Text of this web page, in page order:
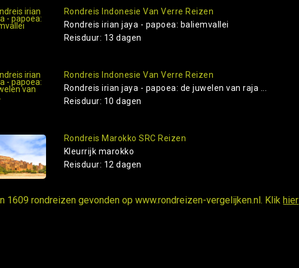
Rondreis Indonesie Van Verre Reizen
Rondreis irian jaya - papoea: baliemvallei
Reisduur: 13 dagen
Rondreis Indonesie Van Verre Reizen
Rondreis irian jaya - papoea: de juwelen van raja ...
Reisduur: 10 dagen
Rondreis Marokko SRC Reizen
Kleurrijk marokko
Reisduur: 12 dagen
1609 rondreizen gevonden op www.rondreizen-vergelijken.nl. Klikhier